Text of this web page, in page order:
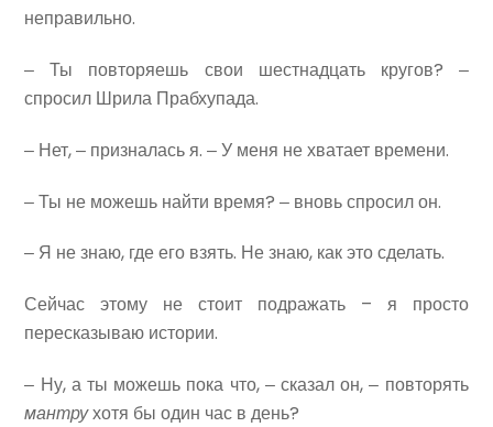
неправильно.
‒ Ты повторяешь свои шестнадцать кругов? ‒
спросил Шрила Прабхупада.
‒ Нет, ‒ призналась я. ‒ У меня не хватает времени.
‒ Ты не можешь найти время? ‒ вновь спросил он.
‒ Я не знаю, где его взять. Не знаю, как это сделать.
Сейчас этому не стоит подражать – я просто
пересказываю истории.
‒ Ну, а ты можешь пока что, ‒ сказал он, ‒ повторять
мантрухотя бы один час в день?